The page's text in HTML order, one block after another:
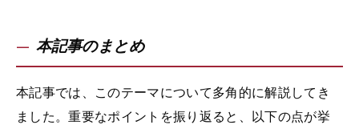
本記事のまとめ
本記事では、このテーマについて多角的に解説してき
ました。重要なポイントを振り返ると、以下の点が挙